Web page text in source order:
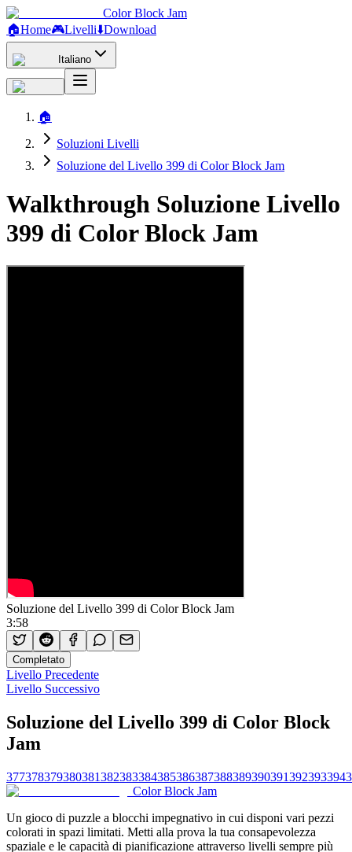
Color Block Jam
🏠Home🎮Livelli⬇️Download
Italiano
🏠
Soluzioni Livelli
Soluzione del Livello 399 di Color Block Jam
Walkthrough Soluzione Livello
399 di Color Block Jam
Soluzione del Livello 399 di Color Block Jam
3:58
Completato
Livello Precedente
Livello Successivo
Soluzione del Livello 399 di Color Block
Jam
377378379380381382383384385386387388389390391392393394
Color Block Jam
Un gioco di puzzle a blocchi impegnativo in cui disponi vari pezzi
colorati in spazi limitati. Metti alla prova la tua consapevolezza
spaziale e le capacità di pianificazione attraverso livelli sempre più